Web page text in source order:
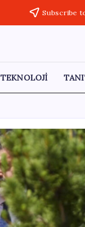
Subscribe
TEKNOLOJİ